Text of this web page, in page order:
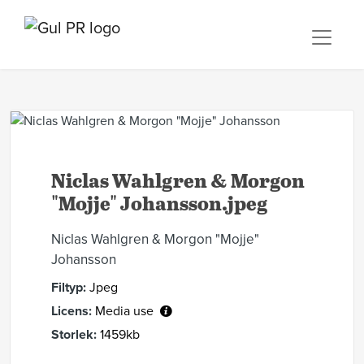
Niclas Wahlgren & Morgon
"Mojje" Johansson.jpeg
Niclas Wahlgren & Morgon "Mojje"
Johansson
Filtyp: Jpeg
Licens: Media use
Storlek: 1459kb